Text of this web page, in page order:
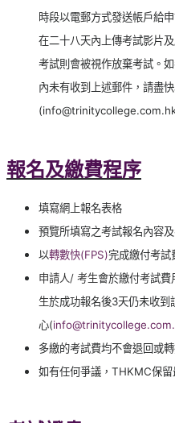
時段以電郵方式發送帳戶給申
在二十八天內 上傳考試影片
考試則會被視作放棄考試。
內未有收到上述郵件，請盡
報名及繳費程序
填寫網上報名表格
預覽所填寫之考試報名內容
以轉數快(FPS)完成繳付考試
申請人/ 考生會於繳付考試費
生於成功報名後3天仍未收到
心(
多繳的考試費均不會退回或
如有任何爭議，THKMC保留